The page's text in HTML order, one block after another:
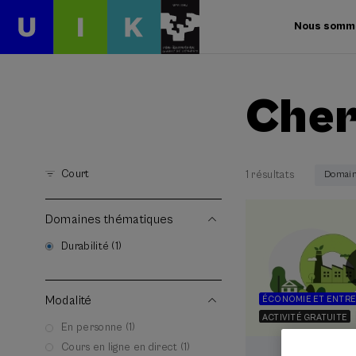
Nous
Court
Domaines thématiques
Durabilité (1)
Modalité
En personne (1)
Cours en ligne en direct (1)
1 résultats
ÉCONOMIE ET
ACTIVITÉ GRATUITE